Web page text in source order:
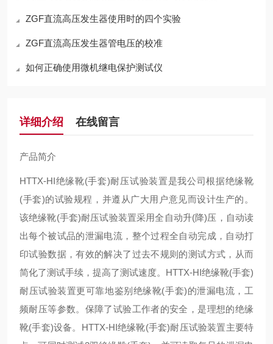
ZGF直流高压发生器使用时的四个实验
ZGF直流高压发生器管电压的校准
如何正确使用微机继电保护测试仪
详细介绍 在线留言
产品简介
HTTX-HI绝缘靴(手套)耐压试验装置是我公司根据绝缘靴
(手套)的试验规程，并遵从广大用户意见而设计生产的。
该绝缘靴(手套)耐压试验装置采用全自动升(降)压，自动读
出每个被试品的泄漏电流，整个过程全自动完成，自动打
印试验数据，有效的解决了过去不规则的测试方式，从而
简化了测试手续，提高了测试速度。HTTX-HI绝缘靴(手套)
耐压试验装置更可靠地鉴别绝缘靴(手套)的泄漏电流，工
频耐压等参数。保障了试验工作者的安全，是理想的绝缘
靴(手套)设备。HTTX-HI绝缘靴(手套)耐压试验装置主要特